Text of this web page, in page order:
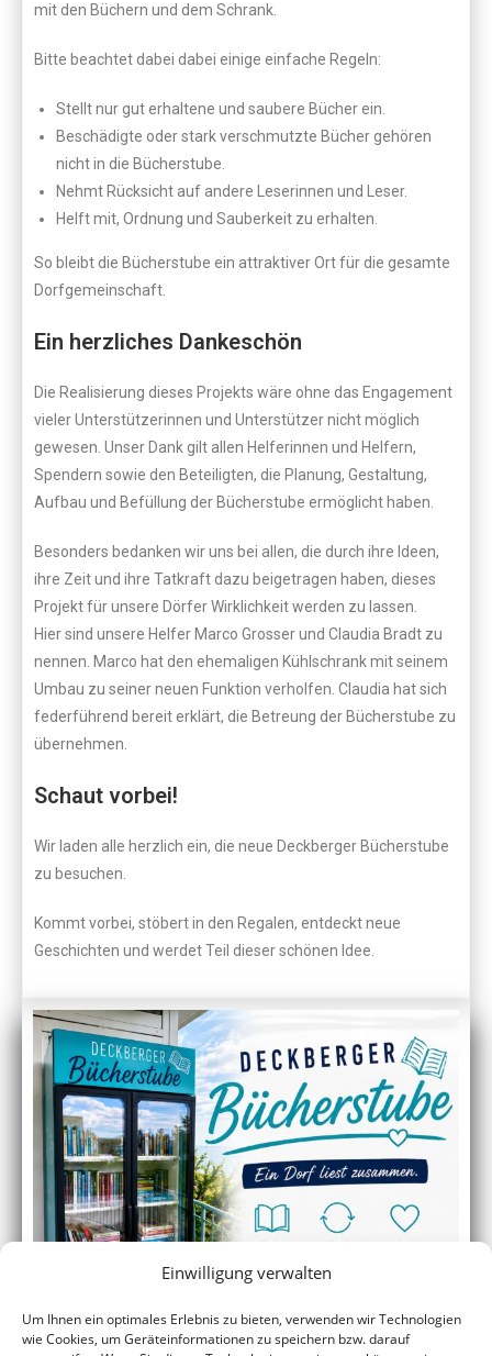
Einwilligung verwalten
Um Ihnen ein optimales Erlebnis zu bieten, verwenden wir Technologien
wie Cookies, um Geräteinformationen zu speichern bzw. darauf
mit den Büchern und dem Schrank.
Bitte beachtet dabei dabei einige einfache Regeln:
Stellt nur gut erhaltene und saubere Bücher ein.
Beschädigte oder stark verschmutzte Bücher gehören
nicht in die Bücherstube.
Nehmt Rücksicht auf andere Leserinnen und Leser.
Helft mit, Ordnung und Sauberkeit zu erhalten.
So bleibt die Bücherstube ein attraktiver Ort für die gesamte
Dorfgemeinschaft.
Ein herzliches Dankeschön
Die Realisierung dieses Projekts wäre ohne das Engagement
vieler Unterstützerinnen und Unterstützer nicht möglich
gewesen. Unser Dank gilt allen Helferinnen und Helfern,
Spendern sowie den Beteiligten, die Planung, Gestaltung,
Aufbau und Befüllung der Bücherstube ermöglicht haben.
Besonders bedanken wir uns bei allen, die durch ihre Ideen,
ihre Zeit und ihre Tatkraft dazu beigetragen haben, dieses
Projekt für unsere Dörfer Wirklichkeit werden zu lassen.
Hier sind unsere Helfer Marco Grosser und Claudia Bradt zu
nennen. Marco hat den ehemaligen Kühlschrank mit seinem
Umbau zu seiner neuen Funktion verholfen. Claudia hat sich
federführend bereit erklärt, die Betreung der Bücherstube zu
übernehmen.
Schaut vorbei!
Wir laden alle herzlich ein, die neue Deckberger Bücherstube
zu besuchen.
Kommt vorbei, stöbert in den Regalen, entdeckt neue
Geschichten und werdet Teil dieser schönen Idee.